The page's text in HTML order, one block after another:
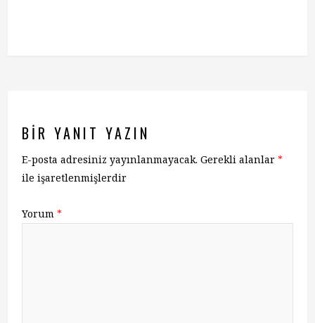
BIR YANIT YAZIN
E-posta adresiniz yayınlanmayacak. Gerekli alanlar*
ile işaretlenmişlerdir
Yorum*